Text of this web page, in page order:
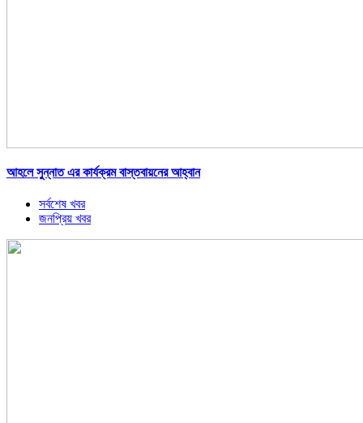
আহলে সুন্নাত এর কার্যক্রম বাস্তবায়নের আহ্বান
সর্বশেষ খবর
জনপ্রিয় খবর